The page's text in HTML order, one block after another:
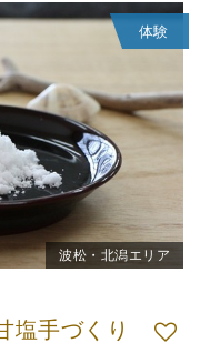
体験
波松・北潟エリア
塩手づくり